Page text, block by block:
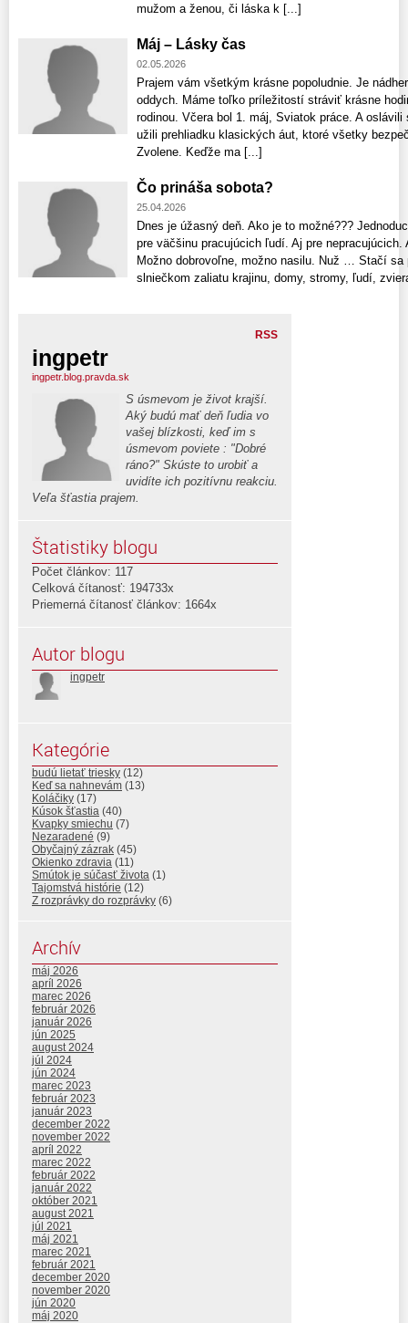
mužom a ženou, či láska k [...]
Máj – Lásky čas
02.05.2026
Prajem vám všetkým krásne popoludnie. Je
oddych. Máme toľko príležitostí stráviť krásne
rodinou. Včera bol 1. máj, Sviatok práce. A
užili prehliadku klasických áut, ktoré všetky
Zvolene. Keďže ma [...]
Čo prináša sobota?
25.04.2026
Dnes je úžasný deň. Ako je to možné???
pre väčšinu pracujúcich ľudí. Aj pre
Možno dobrovoľne, možno nasilu. Nuž … Stačí
slniečkom zaliatu krajinu, domy, stromy, ľudí,
RSS
ingpetr
ingpetr.blog.pravda.sk
S úsmevom je život krajší.
Aký budú mať deň ľudia vo
vašej blízkosti, keď im s
úsmevom poviete : "Dobré
ráno?" Skúste to urobiť a
uvidíte ich pozitívnu reakciu.
Veľa šťastia prajem.
Štatistiky blogu
Počet článkov: 117
Celková čítanosť: 194733x
Priemerná čítanosť článkov: 1664x
Autor blogu
ingpetr
Kategórie
budú lietať triesky (12)
Keď sa nahnevám (13)
Koláčiky (17)
Kúsok šťastia (40)
Kvapky smiechu (7)
Nezaradené (9)
Obyčajný zázrak (45)
Okienko zdravia (11)
Smútok je súčasť života (1)
Tajomstvá histórie (12)
Z rozprávky do rozprávky (6)
Archív
máj 2026
apríl 2026
marec 2026
február 2026
január 2026
jún 2025
august 2024
júl 2024
jún 2024
marec 2023
február 2023
január 2023
december 2022
november 2022
apríl 2022
marec 2022
február 2022
január 2022
október 2021
august 2021
júl 2021
máj 2021
marec 2021
február 2021
december 2020
november 2020
jún 2020
máj 2020